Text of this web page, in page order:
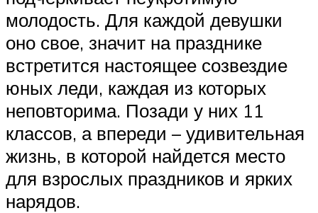
молодость. Для каждой девушки
оно свое, значит на празднике
встретится настоящее созвездие
юных леди, каждая из которых
неповторима. Позади у них 11
классов, а впереди – удивительная
жизнь, в которой найдется место
для взрослых праздников и ярких
нарядов.